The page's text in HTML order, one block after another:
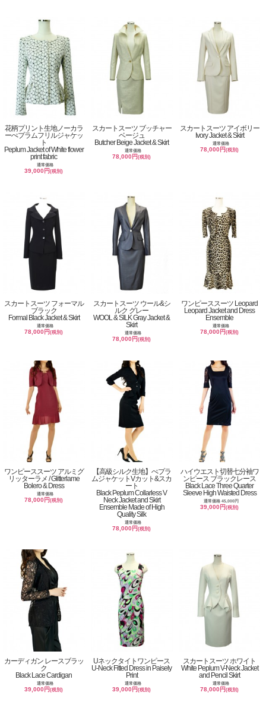
花柄プリント生地ノーカラ
ーぺプラムフリルジャケッ
ト
Peplum Jacket of White flower
print fabric
通常価格
39,000円(税別)
スカートスーツ ブッチャー
ベージュ
Butcher Beige Jacket & Skirt
通常価格
78,000円(税別)
スカートスーツ アイボリー
Ivory Jacket & Skirt
通常価格
78,000円(税別)
スカートスーツ フォーマル
ブラック
Formal Black Jacket & Skirt
通常価格
78,000円(税別)
スカートスーツ ウール&シ
ルク グレー
WOOL & SILK Gray Jacket &
Skirt
通常価格
78,000円(税別)
ワンピーススーツ Leopard
Leopard Jacket and Dress
Ensemble
通常価格
78,000円(税別)
ワンピーススーツ アルミグ
リッターラメ / Glitterlame
Bolero & Dress
通常価格
78,000円(税別)
【高級シルク生地】ぺプラ
ムジャケットVカット&スカ
ート
Black Peplum Collarless V
Neck Jacket and Skirt
Ensemble Made of High
Quality Silk
通常価格
78,000円(税別)
ハイウエスト切替七分袖ワ
ンピース ブラックレース
Black Lace Three Quarter
Sleeve High Waisted Dress
通常価格 45,000円
39,000円(税別)
カーディガン レースブラッ
ク
Black Lace Cardigan
通常価格
39,000円(税別)
Uネックタイトワンピース
U-Neck Fitted Dress in Paisely
Print
通常価格
39,000円(税別)
スカートスーツ ホワイト
White Peplum V-Neck Jacket
and Pencil Skirt
通常価格
78,000円(税別)